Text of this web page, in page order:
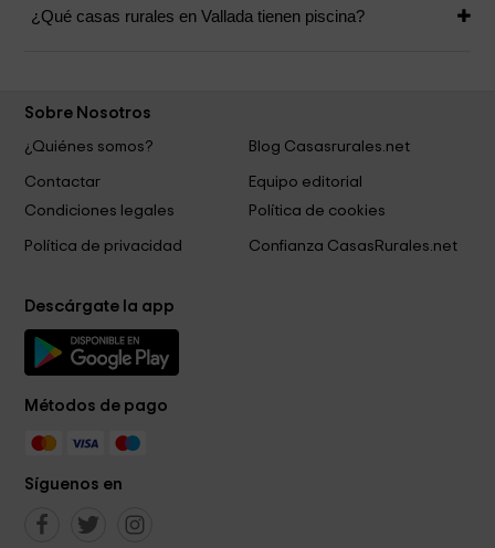
¿Qué casas rurales en Vallada tienen piscina?
Sobre Nosotros
¿Quiénes somos?
Blog Casasrurales.net
Contactar
Equipo editorial
Condiciones legales
Política de cookies
Política de privacidad Confianza CasasRurales.net
Descárgate la app
Métodos de pago
Síguenos en